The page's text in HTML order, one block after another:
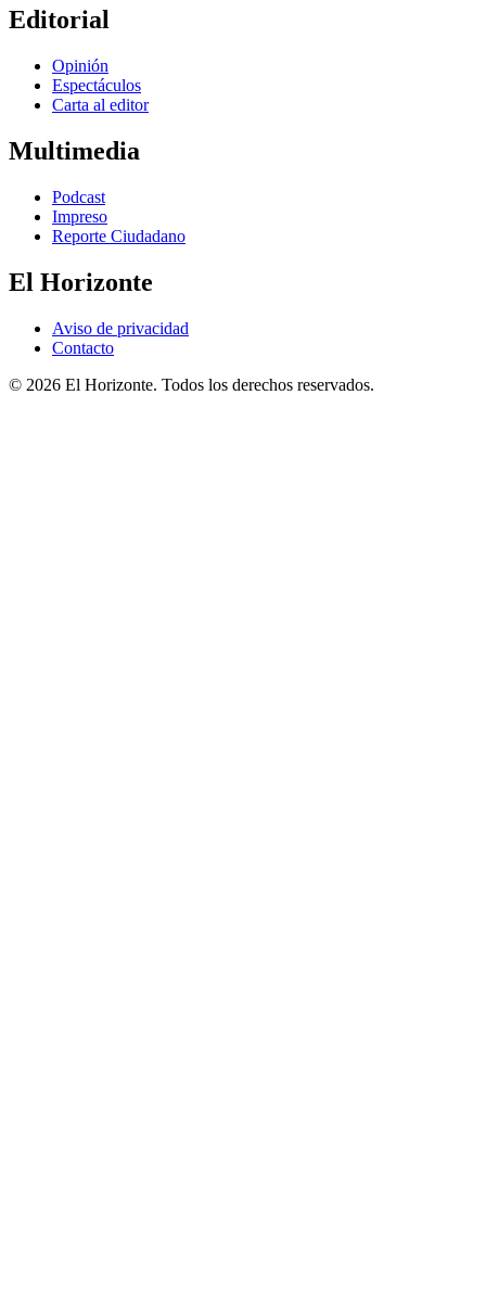
Editorial
Opinión
Espectáculos
Carta al editor
Multimedia
Podcast
Impreso
Reporte Ciudadano
El Horizonte
Aviso de privacidad
Contacto
© 2026 El Horizonte. Todos los derechos reservados.